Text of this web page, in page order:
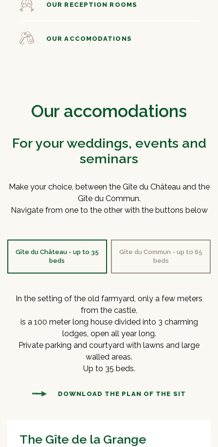
OUR RECEPTION ROOMS
OUR ACCOMODATIONS
Our accomodations
For your weddings, events and
seminars
Make your choice, between the Gîte du Château and the
Gîte du Commun.
Navigate from one to the other with the buttons below
Gîte du Château - up to 35
beds
Gîte du Commun - up to 65
beds
In the setting of the old farmyard, only a few meters
from the castle,
is a 100 meter long house divided into 3 charming
lodges, open all year long.
Private parking and courtyard with lawns and large
walled areas.
Up to 35 beds.
DOWNLOAD THE PLAN OF THE SIT
The Gîte de la Grange